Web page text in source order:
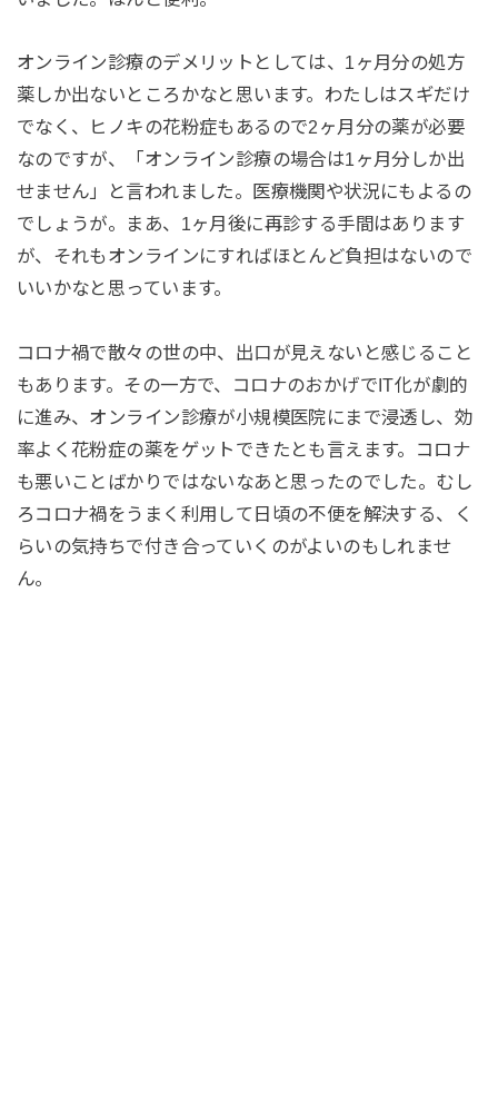
オンライン診療のデメリットとしては、1ヶ月分の処方
薬しか出ないところかなと思います。わたしはスギだけ
でなく、ヒノキの花粉症もあるので2ヶ月分の薬が必要
なのですが、「オンライン診療の場合は1ヶ月分しか出
せません」と言われました。医療機関や状況にもよるの
でしょうが。まあ、1ヶ月後に再診する手間はあります
が、それもオンラインにすればほとんど負担はないので
いいかなと思っています。
コロナ禍で散々の世の中、出口が見えないと感じること
もあります。その一方で、コロナのおかげでIT化が劇的
に進み、オンライン診療が小規模医院にまで浸透し、効
率よく花粉症の薬をゲットできたとも言えます。コロナ
も悪いことばかりではないなあと思ったのでした。むし
ろコロナ禍をうまく利用して日頃の不便を解決する、く
らいの気持ちで付き合っていくのがよいのもしれませ
ん。